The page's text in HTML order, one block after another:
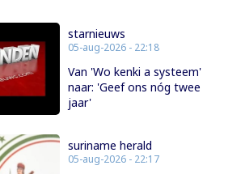
starnieuws
05-aug-2026 - 22:18
Van 'Wo kenki a systeem'
naar: 'Geef ons nóg twee
jaar'
suriname herald
05-aug-2026 - 22:17